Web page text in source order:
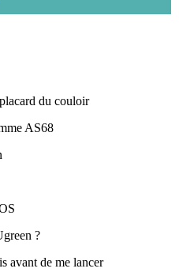
du couloir
AS68
?
avant de me lancer